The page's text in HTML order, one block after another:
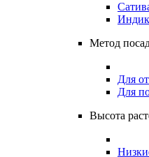
Метод
Для
Для
Высота